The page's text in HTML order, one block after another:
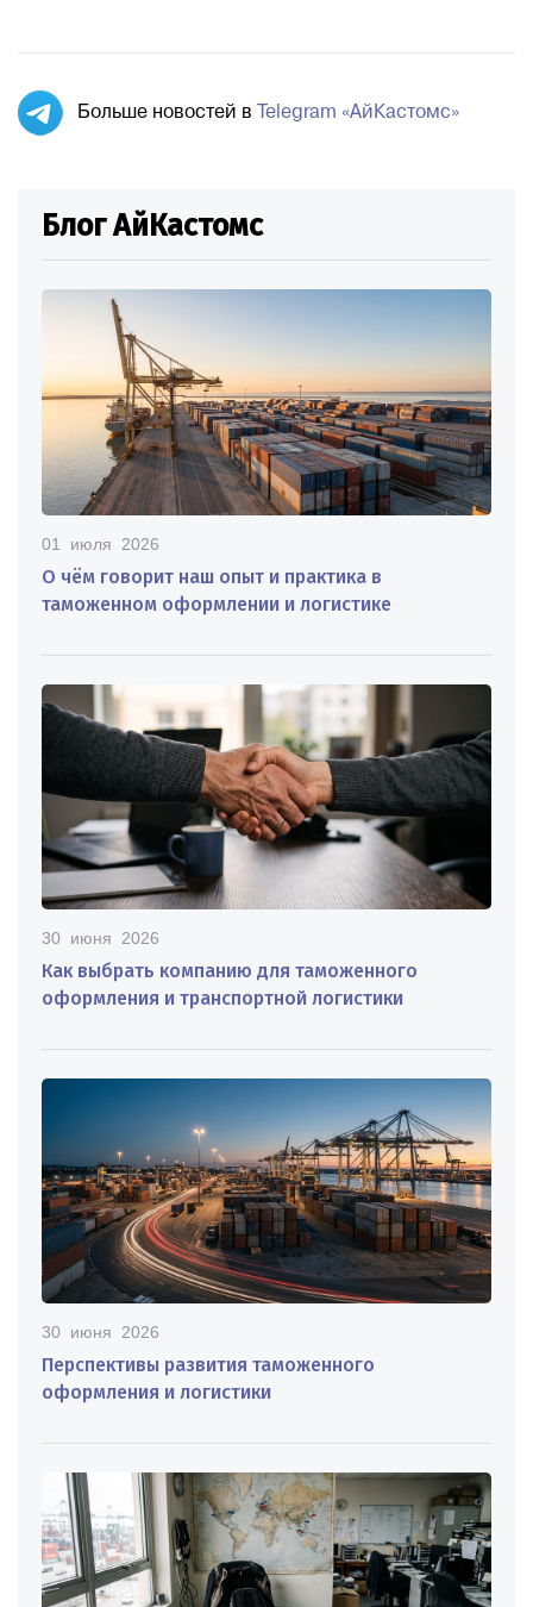
Больше новостей в Telegram «АйКастомс»
Блог АйКастомс
01 июля 2026
О чём говорит наш опыт и практика в
таможенном оформлении и логистике
30 июня 2026
Как выбрать компанию для таможенного
оформления и транспортной логистики
30 июня 2026
Перспективы развития таможенного
оформления и логистики